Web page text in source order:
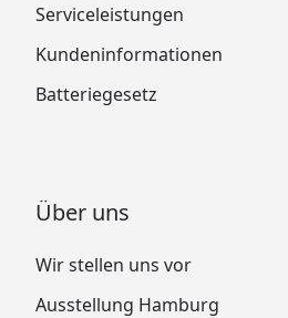
Serviceleistungen
Kundeninformationen
Batteriegesetz
Über uns
Wir stellen uns vor
Ausstellung Hamburg